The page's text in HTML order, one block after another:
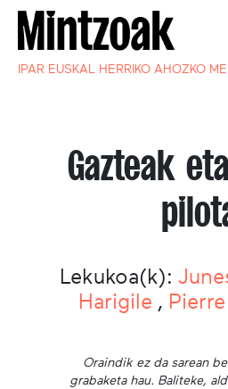
IPAR EUSKAL HERRIKO AHOZKO
Gazteak
Lekukoa(k):
Harigile ,
Oraindik ez da sarean
grabaketa hau. Baliteke,